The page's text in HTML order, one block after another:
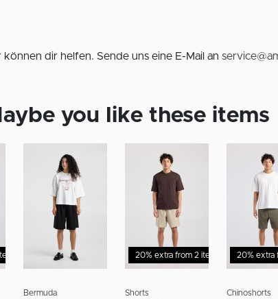
dir helfen. Sende uns eine E-Mail an
you like these items
Sale - 30%
Bermuda
20% extra from 2 items Sale - 30%
Shorts
20% extra
Chinoshorts